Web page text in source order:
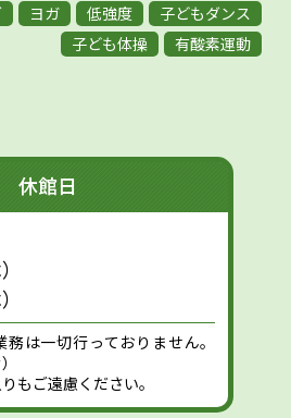
ヨガ 低強度
子どもダンス
子ども体操
有酸素運動
休館日
は一切行っておりません。
もご遠慮ください。